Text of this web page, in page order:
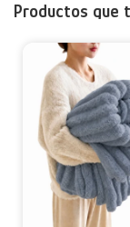
Productos que